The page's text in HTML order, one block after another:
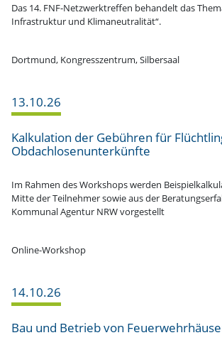
Das 14. FNF-Netzwerktreffen behandelt das
Infra­struktur und Klimaneutralität“.
Dortmund, Kongress­zentrum, Silbersaal
13.10.26
Kalku­lation der Gebühren für
Obdachlosenunterkünfte
Im Rahmen des Workshops werden
Mitte der Teilnehmer sowie aus der
Kommunal Agentur NRW vorgestellt
Online-Workshop
14.10.26
Bau und Betrieb von